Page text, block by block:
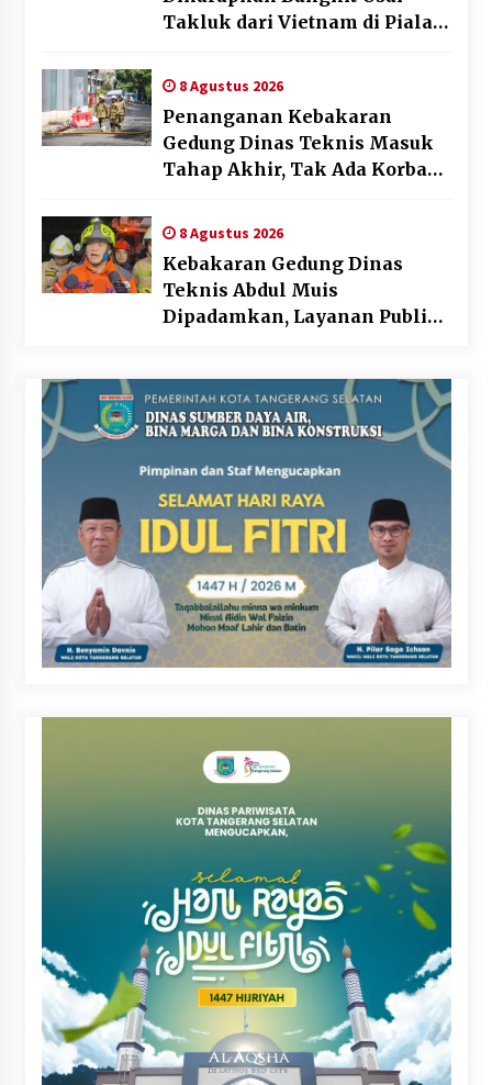
Takluk dari Vietnam di Piala
8 Agustus 2026
Penanganan Kebakaran
Gedung Dinas Teknis Masuk
Tahap Akhir, Tak Ada Korban
8 Agustus 2026
Kebakaran Gedung Dinas
Teknis Abdul Muis
Dipadamkan, Layanan Publik